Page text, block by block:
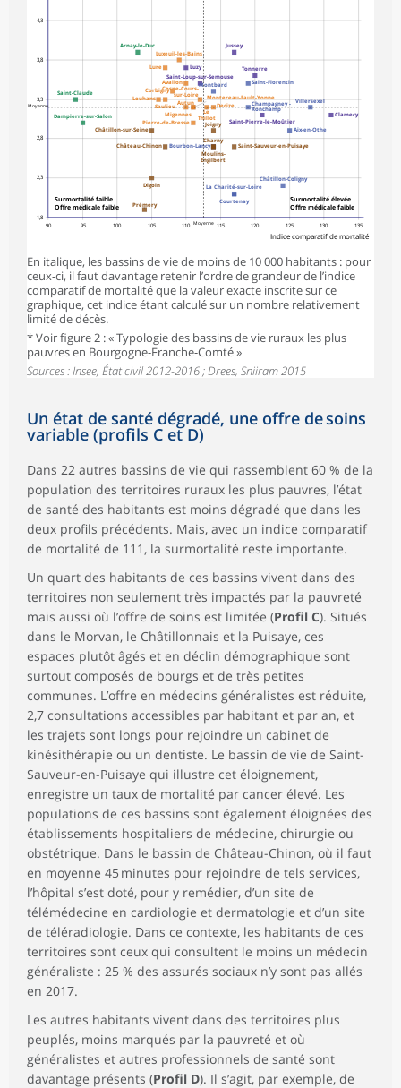
1,8
2,3
2,8
3,3
3,8
4,3
90 95 100 105 110 115 120 125 130 135
Indice comparatif de mortalité
Clamecy
Luzy
Saint-Pierre-le-Moûtier
Jussey
Saint-Loup-sur-Semouse
Tonnerre
Aix-en-Othe
Montbard
Châtillon-Coligny
Courtenay
La Charité-sur-Loire
Champagney -
Ronchamp
Villersexel
Bourbon-Lancy
Saint-Florentin
Château-Chinon
Moulins-
Engilbert
Prémery
Digoin
Charny
Joigny
Saint-Sauveur-en-Puisaye
Châtillon-sur-Seine
Saulieu
CorbignyCosne-Cours-
sur-Loire
Decize
Lure
Luxeuil-les-Bains
Autun
Louhans
Pierre-de-Bresse
Montereau-Fault-Yonne
Le
Thillot
Avallon
Migennes
Arnay-le-Duc
Saint-Claude
Dampierre-sur-Salon
Surmortalité faible
Offre médicale faible
Surmortalité élevée
Offre médicale faible
Moyenne
Moyenne
En italique, les bassins de vie de moins de 10 000 habitants : pour
ceux-ci, il faut davantage retenir l’ordre de grandeur de l’indice
comparatif de mortalité que la valeur exacte inscrite sur ce
graphique, cet indice étant calculé sur un nombre relativement
limité de décès.
* Voir figure 2 : « Typologie des bassins de vie ruraux les plus
pauvres en Bourgogne-Franche-Comté »
Sources : Insee, État civil 2012-2016 ; Drees, Sniiram 2015
Un état de santé dégradé, une offre de soins
variable (profils C et D)
Dans 22 autres bassins de vie qui rassemblent 60 % de la
population des territoires ruraux les plus pauvres, l’état
de santé des habitants est moins dégradé que dans les
deux profils précédents. Mais, avec un indice comparatif
de mortalité de 111, la surmortalité reste importante.
Un quart des habitants de ces bassins vivent dans des
territoires non seulement très impactés par la pauvreté
mais aussi où l’offre de soins est limitée (Profil C). Situés
dans le Morvan, le Châtillonnais et la Puisaye, ces
espaces plutôt âgés et en déclin démographique sont
surtout composés de bourgs et de très petites
communes. L’offre en médecins généralistes est réduite,
2,7 consultations accessibles par habitant et par an, et
les trajets sont longs pour rejoindre un cabinet de
kinésithérapie ou un dentiste. Le bassin de vie de Saint-
Sauveur-en-Puisaye qui illustre cet éloignement,
enregistre un taux de mortalité par cancer élevé. Les
populations de ces bassins sont également éloignées des
établissements hospitaliers de médecine, chirurgie ou
obstétrique. Dans le bassin de Château-­Chinon, où il faut
en moyenne 45 minutes pour rejoindre de tels services,
l’hôpital s’est doté, pour y remédier, d’un site de
télémédecine en cardiologie et dermatologie et d’un site
de téléradiologie. Dans ce contexte, les habitants de ces
territoires sont ceux qui consultent le moins un médecin
généraliste : 25 % des assurés sociaux n’y sont pas allés
en 2017.
Les autres habitants vivent dans des territoires plus
peuplés, moins marqués par la pauvreté et où
généralistes et autres professionnels de santé sont
davantage présents (Profil D). Il s’agit, par exemple, de